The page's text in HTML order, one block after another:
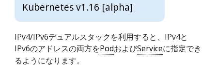
Kubernetes v1.16 [alpha]
IPv4/IPv6デュアルスタックを利用すると、IPv4と
IPv6のアドレスの両方をPodおよびServiceに指定でき
るようになります。